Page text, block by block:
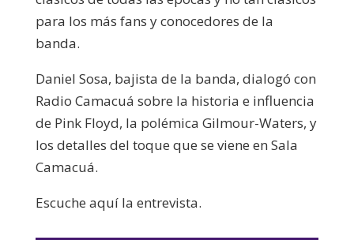
para los más fans y conocedores de la
banda.
Daniel Sosa, bajista de la banda, dialogó con
Radio Camacuá sobre la historia e influencia
de Pink Floyd, la polémica Gilmour-Waters, y
los detalles del toque que se viene en Sala
Camacuá.
Escuche aquí la entrevista.